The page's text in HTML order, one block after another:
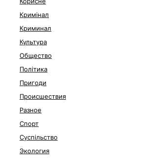
Кримінал
Криминал
Культура
Общество
Політика
Пригоди
Происшествия
Разное
Спорт
Суспільство
Экология